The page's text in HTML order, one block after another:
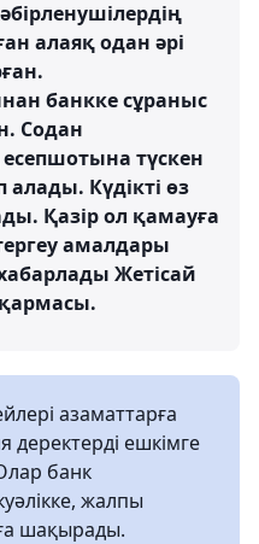
алаяқ одан әрі
банкке сұраныс
Содан
түскен
Күдікті өз
Қазір ол қамауға
амалдары
Жетісай
азаматтарға
деректерді ешкімге
банк
жалпы
шақырады.